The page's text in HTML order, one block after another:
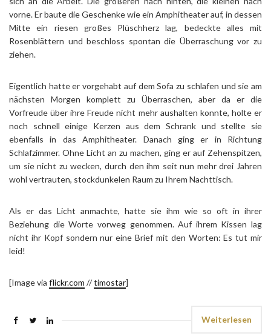
vorne. Er baute die Geschenke wie ein Amphitheater auf, in dessen
Mitte ein riesen großes Plüschherz lag, bedeckte alles mit
Rosenblättern und beschloss spontan die Überraschung vor zu
ziehen.
Eigentlich hatte er vorgehabt auf dem Sofa zu schlafen und sie am
nächsten Morgen komplett zu Überraschen, aber da er die
Vorfreude über ihre Freude nicht mehr aushalten konnte, holte er
noch schnell einige Kerzen aus dem Schrank und stellte sie
ebenfalls in das Amphitheater. Danach ging er in Richtung
Schlafzimmer. Ohne Licht an zu machen, ging er auf Zehenspitzen,
um sie nicht zu wecken, durch den ihm seit nun mehr drei Jahren
wohl vertrauten, stockdunkelen Raum zu Ihrem Nachttisch.
Als er das Licht anmachte, hatte sie ihm wie so oft in ihrer
Beziehung die Worte vorweg genommen. Auf ihrem Kissen lag
nicht ihr Kopf sondern nur eine Brief mit den Worten: Es tut mir
leid!
[Image via flickr.com //timostar]
Weiterlesen